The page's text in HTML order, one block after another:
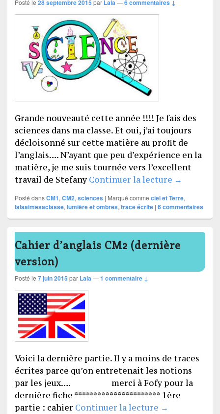
Posté le 28 septembre 2015 par Lala—6 commentaires ↓
Grande nouveauté cette année !!!! Je fais des
sciences dans ma classe. Et oui, j’ai toujours
décloisonné sur cette matière au profit de
l’anglais…. N’ayant que peu d’expérience en la
matière, je me suis tournée vers l’excellent
travail de StefanyContinuer la lecture Traces
→
Posté dansCM1, CM2, sciences | Marqué comme ciel et Terre,
lalaaimesaclasse, lumière et ombres, trace écrite | 6commentaires
Cahier d’anglais CM2 (dernière
version)
Posté le 7 juin 2015 par Lala—1 commentaire ↓
Voici la dernière partie. Il y a moins de traces
écrites parce qu’on entretenait les notions
par les jeux…. merci à Fofy pour la
dernière fiche ********************** 1ère
partie : cahier Continuer la lecture Cahier
→